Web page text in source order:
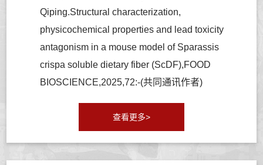
Qiping.Structural characterization,
physicochemical properties and lead toxicity
antagonism in a mouse model of Sparassis
crispa soluble dietary fiber (ScDF),FOOD
BIOSCIENCE,2025,72:-(共同通讯作者)
查看更多>